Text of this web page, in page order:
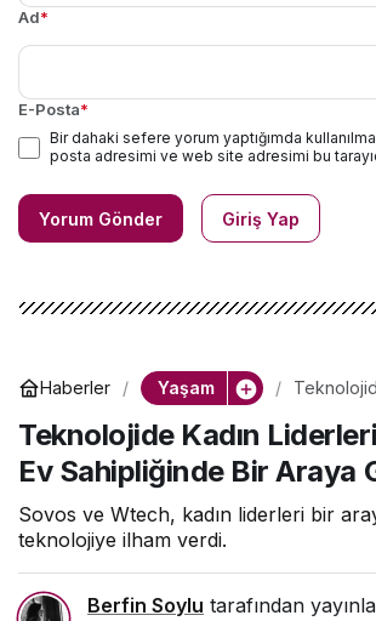
Ad*
E-Posta*
Bir dahaki sefere yorum yaptığımda
posta adresimi ve web site adresimi bu
Yorum Gönder Giriş Yap
Haberler Yaşam
Bir Araya
Teknolojide Kadın
Ev Sahipliğinde Bir Araya
Sovos ve Wtech, kadın liderleri bir
teknolojiye ilham verdi.
Berfin Soylu tarafından